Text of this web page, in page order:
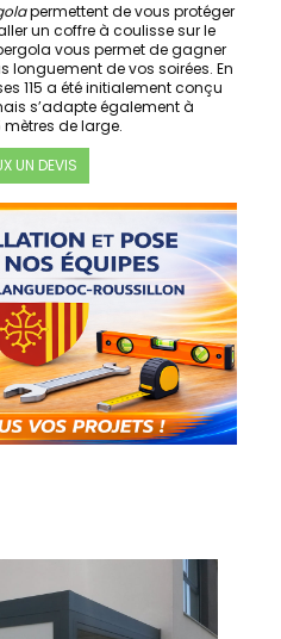
permettent de vous protéger
un coffre à coulisse sur le
vous permet de gagner
longuement de vos soirées. En
115 a été initialement conçu
s’adapte également à
mètres de large.
UN DEVIS